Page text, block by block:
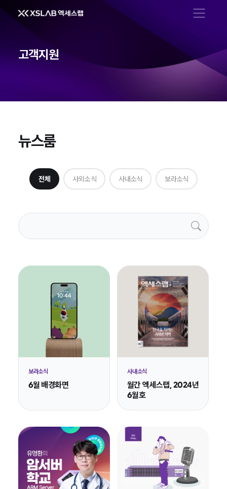
메뉴 열기
고객지원
뉴스룸
전체 사외소식 사내소식 보라소식
검색
보라소식
6월 배경화면
사내소식
월간 엑세스랩, 2024년
6월호